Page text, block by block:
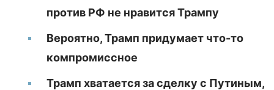
против РФ не нравится Трампу
Вероятно, Трамп придумает что-то
компромиссное
Трамп хватается за сделку с Путиным,